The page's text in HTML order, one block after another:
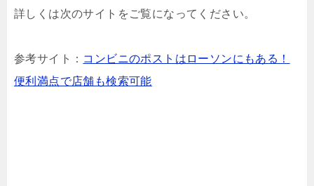
詳しくは次のサイトをご覧になってください。
参考サイト： コンビニのポストはローソンにもある！
便利満点で店舗も検索可能